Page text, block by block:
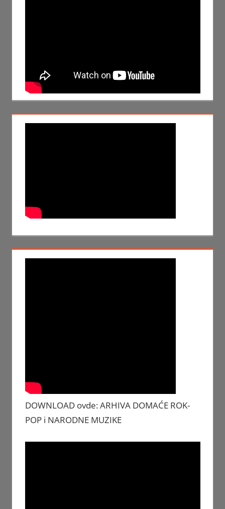
DOWNLOAD ovde: ARHIVA DOMAĆE ROK-
POP i NARODNE MUZIKE